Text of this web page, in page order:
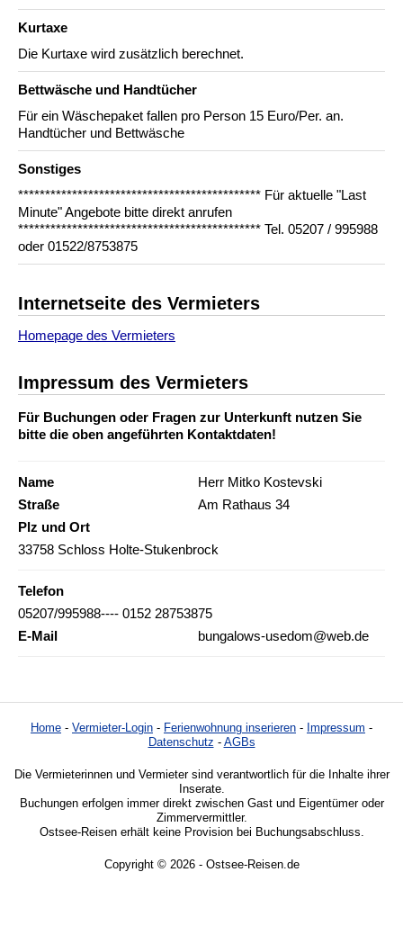
Kurtaxe
Die Kurtaxe wird zusätzlich berechnet.
Bettwäsche und Handtücher
Für ein Wäschepaket fallen pro Person 15 Euro/Per. an.
Handtücher und Bettwäsche
Sonstiges
********************************************* Für aktuelle "Last
Minute" Angebote bitte direkt anrufen
********************************************* Tel. 05207 / 995988
oder 01522/8753875
Internetseite des Vermieters
Homepage des Vermieters
Impressum des Vermieters
Für Buchungen oder Fragen zur Unterkunft nutzen Sie
bitte die oben angeführten Kontaktdaten!
Name
Herr Mitko Kostevski
Straße
Am Rathaus 34
Plz und Ort
33758 Schloss Holte-Stukenbrock
Telefon
05207/995988---- 0152 28753875
E-Mail
bungalows-usedom@web.de
Home - Vermieter-Login - Ferienwohnung inserieren - Impressum -
Datenschutz - AGBs
Die Vermieterinnen und Vermieter sind verantwortlich für die Inhalte ihrer
Inserate.
Buchungen erfolgen immer direkt zwischen Gast und Eigentümer oder
Zimmervermittler.
Ostsee-Reisen erhält keine Provision bei Buchungsabschluss.
Copyright © 2026 - Ostsee-Reisen.de